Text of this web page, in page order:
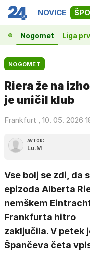
NOVICE
Nogomet Liga
NOGOMET
Riera že na
je uničil klub
Frankfurt , 10. 05. 2026
AVTOR:
Lu.M
Vse bolj se zdi, da
epizoda Alberta
nemškem
Frankfurta hitro
zaključila. V petek
Špančeva četa